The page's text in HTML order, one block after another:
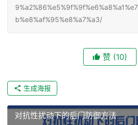
b%e8%af%95%e8%a7%a3/
赞 (10)
生成海报
对抗性扰动下的后门防御方法